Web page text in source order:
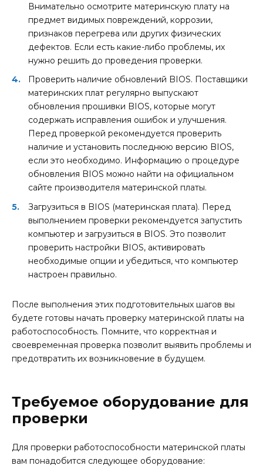
Внимательно осмотрите материнскую плату на
предмет видимых повреждений, коррозии,
признаков перегрева или других физических
дефектов. Если есть какие-либо проблемы, их
нужно решить до проведения проверки.
Проверить наличие обновлений BIOS. Поставщики
материнских плат регулярно выпускают
обновления прошивки BIOS, которые могут
содержать исправления ошибок и улучшения.
Перед проверкой рекомендуется проверить
наличие и установить последнюю версию BIOS,
если это необходимо. Информацию о процедуре
обновления BIOS можно найти на официальном
сайте производителя материнской платы.
Загрузиться в BIOS (материнская плата). Перед
выполнением проверки рекомендуется запустить
компьютер и загрузиться в BIOS. Это позволит
проверить настройки BIOS, активировать
необходимые опции и убедиться, что компьютер
настроен правильно.
После выполнения этих подготовительных шагов вы
будете готовы начать проверку материнской платы на
работоспособность. Помните, что корректная и
своевременная проверка позволит выявить проблемы и
предотвратить их возникновение в будущем.
Требуемое оборудование для
проверки
Для проверки работоспособности материнской платы
вам понадобится следующее оборудование: